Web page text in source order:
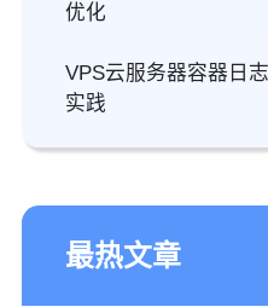
优化
VPS云服务器容器日
实践
最热文章